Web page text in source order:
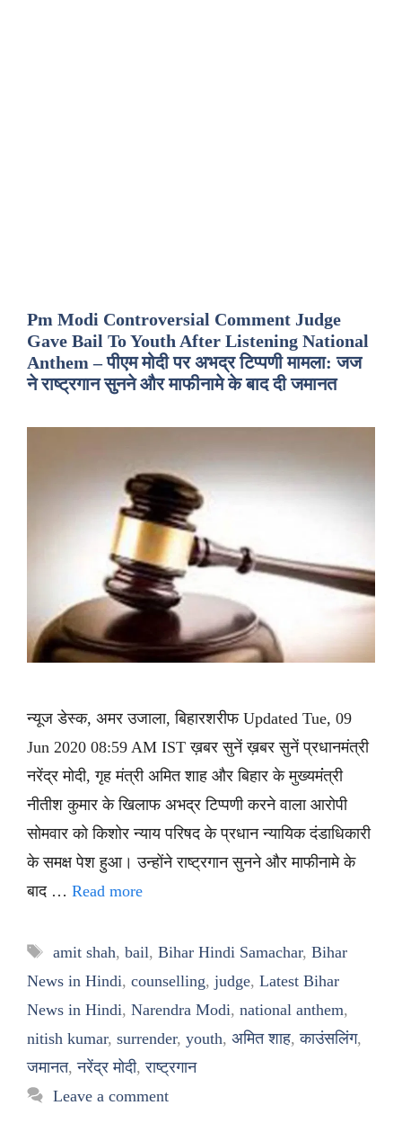
Pm Modi Controversial Comment Judge
Gave Bail To Youth After Listening National
Anthem – पीएम मोदी पर अभद्र टिप्पणी मामला: जज
ने राष्ट्रगान सुनने और माफीनामे के बाद दी जमानत
न्यूज डेस्क, अमर उजाला, बिहारशरीफ Updated Tue, 09
Jun 2020 08:59 AM IST ख़बर सुनें ख़बर सुनें प्रधानमंत्री
नरेंद्र मोदी, गृह मंत्री अमित शाह और बिहार के मुख्यमंंत्री
नीतीश कुमार के खिलाफ अभद्र टिप्पणी करने वाला आरोपी
सोमवार को किशोर न्याय परिषद के प्रधान न्यायिक दंडाधिकारी
के समक्ष पेश हुआ। उन्होंने राष्ट्रगान सुनने और माफीनामे के
बाद … Read more
Tags
amit shah, bail, Bihar Hindi Samachar, Bihar
News in Hindi, counselling, judge, Latest Bihar
News in Hindi, Narendra Modi, national anthem,
nitish kumar, surrender, youth, अमित शाह,काउंसलिंग,
जमानत,नरेंद्र मोदी,राष्ट्रगान
Leave a comment